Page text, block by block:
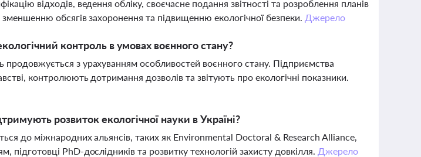
відходів, ведення обліку, своєчасне подання звітності та розроблення планів
обсягів захоронення та підвищенню екологічної безпеки. Джерело
контроль в умовах воєнного стану?
з урахуванням особливостей воєнного стану. Підприємства
контролюють дотримання дозволів та звітують про екологічні показники.
розвиток екологічної науки в Україні?
до міжнародних альянсів, таких як Environmental Doctoral & Research Alliance,
PhD-дослідників та розвитку технологій захисту довкілля. Джерело